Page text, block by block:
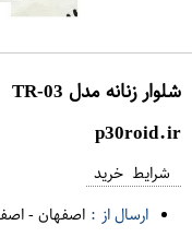
شلوار زنانه مدل TR-03
p30roid.ir
شرایط خرید
ارسال از : اصفهان-